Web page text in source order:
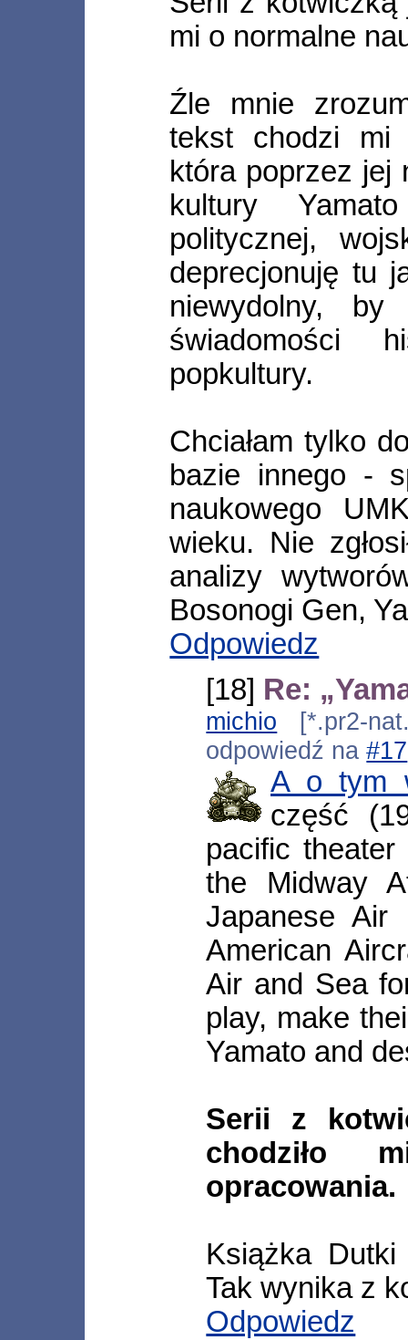
mi o normalne
Źle mnie
tekst chodzi mi
która poprzez jej
kultury
politycznej,
deprecjonuję tu
niewydolny, by
świadomości
popkultury.
Chciałam tylko
bazie innego -
naukowego
wieku. Nie
analizy
Bosonogi Gen,
Odpowiedz
[18] Re:
michio [*.pr2-
odpowiedź na#17
A o tym
część
pacific
the Midway
Japanese Air
American
Air and Sea
play, make
Yamato and
Serii z
chodziło
opracowania.
Książka Dutki
Tak wynika z
Odpowiedz